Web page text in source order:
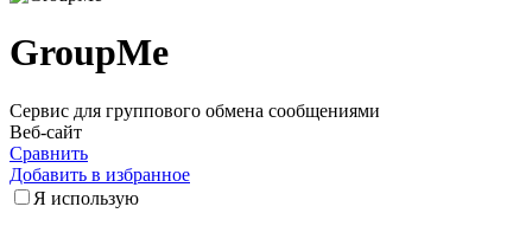
GroupMe
Сервис для группового обмена сообщениями
Веб-сайт
Сравнить
Добавить в избранное
Я использую